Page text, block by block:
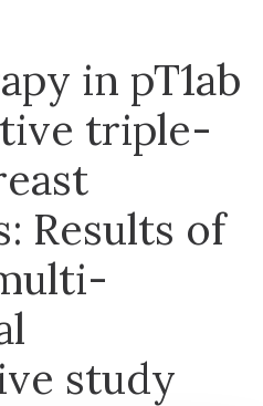
in pT1ab
triple-
Results of
study